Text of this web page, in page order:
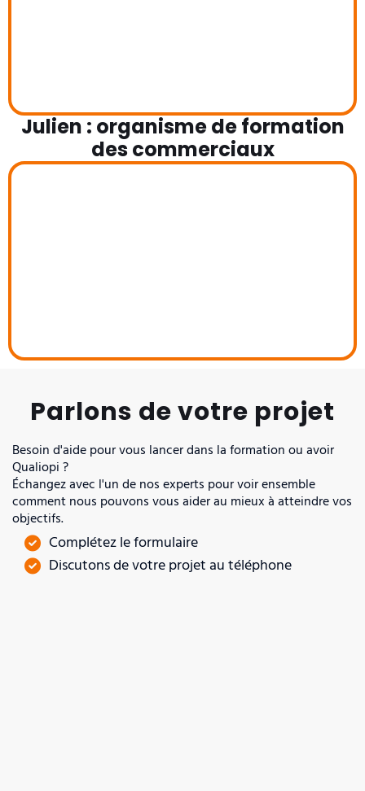
Julien : organisme de formation
des commerciaux
Parlons de votre projet
Besoin d'aide pour vous lancer dans la formation ou avoir
Qualiopi ?
Échangez avec l'un de nos experts pour voir ensemble
comment nous pouvons vous aider au mieux à atteindre vos
objectifs.
Complétez le formulaire
Discutons de votre projet au téléphone